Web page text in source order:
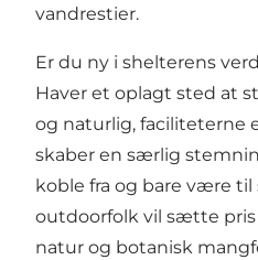
vandrestier.
Er du ny i shelterens
Haver et oplagt sted at
og naturlig, faciliteterne
skaber en særlig
koble fra og bare være til
outdoorfolk vil sætte
natur og botanisk